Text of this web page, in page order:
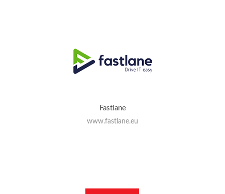
Fastlane
www.fastlane.eu